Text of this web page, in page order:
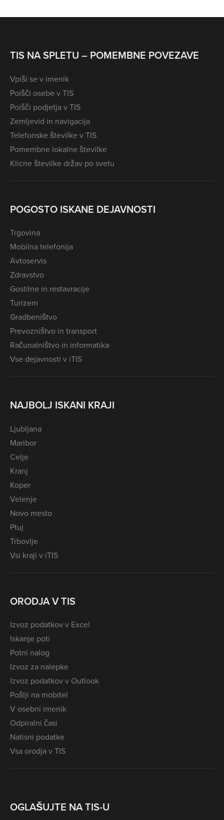
TIS NA SPLETU – POMEMBNE POVEZAVE
Vpiši se v imenik
Poišči osebe v TIS
Poišči podjetja v TIS
Zemljevid in navigacija
Telefonske številke v TIS
Pomembne lokalne številke
Klicne številke držav po svetu
POGOSTO ISKANE DEJAVNOSTI
Trgovina
Mobilna telefonija
Avtoservis
Zdravstvo
Gostilne in restavracije
Turizem
Gradbeništvo
Prevozništvo in transport
Računalništvo in informatika
Vse dejavnosti v iTIS
NAJBOLJ ISKANI KRAJI
Ljubljana
Maribor
Celje
Kranj
Koper
Velenje
Novo mesto
Ptuj
Trbovlje
Vsi kraji v iTIS
ORODJA V TIS
Izvoz podatkov v Excel
Iskanje poti
Potni nalog
Izvoz za nalepke
Izvoz podatkov v Outlook
Pošlji na mobitel
V osebni imenik
Odpiralni časi
Natisni podatke
Vsa orodja v TIS
OGLAŠUJTE NA TIS-U